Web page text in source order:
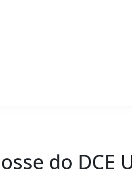
do DCE